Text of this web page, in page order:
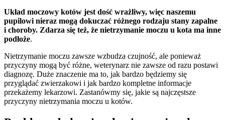
Układ moczowy kotów jest dość wrażliwy, więc naszemu
pupilowi nieraz mogą dokuczać różnego rodzaju stany zapalne
i choroby. Zdarza się też, że nietrzymanie moczu u kota ma inne
podłoże.
Nietrzymanie moczu zawsze wzbudza czujność, ale ponieważ
przyczyny mogą być różne, weterynarz nie zawsze od razu postawi
diagnozę. Duże znaczenie ma to, jak bardzo będziemy się
przyglądać zwierzakowi i jak bardzo kompletne informacje
przekażemy lekarzowi. Zastanówmy się, jakie są najczęstsze
przyczyny nietrzymania moczu u kotów.